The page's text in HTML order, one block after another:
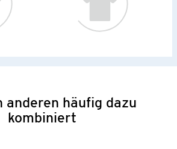
anderen häufig dazu
kombiniert